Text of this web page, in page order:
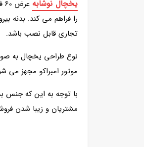
یخچال نوشابه
تجاری قابل نصب باشد.
نوع طراحی یخچال به
موتور امبراکو مجهز می
با توجه به این که جنس
مشتریان و زیبا شدن